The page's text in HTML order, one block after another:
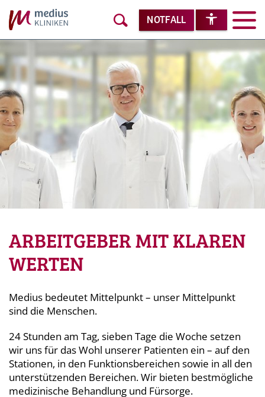
NOTFALL
ARBEITGEBER MIT KLAREN
WERTEN
Medius bedeutet Mittelpunkt – unser Mittelpunkt
sind die Menschen.
24 Stunden am Tag, sieben Tage die Woche setzen
wir uns für das Wohl unserer Patienten ein – auf den
Stationen, in den Funktionsbereichen sowie in all den
unterstützenden Bereichen. Wir bieten bestmögliche
medizinische Behandlung und Fürsorge.